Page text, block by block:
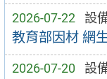
2026-07-22 設
教育部因材 網
2026-07-20 設